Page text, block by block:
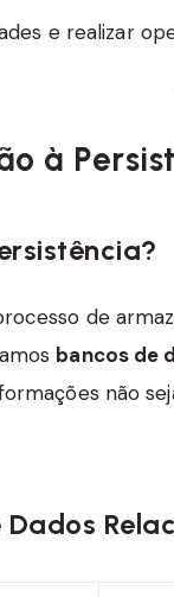
e realizar
à
de
bancos de
não
Dados